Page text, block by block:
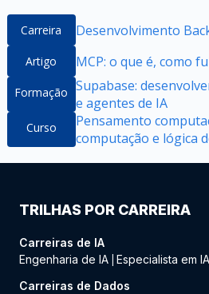
Carreira Desenvolvimento
Artigo MCP: o que é, como
Formação Supabase:
e agentes de IA
Curso
Pensamento
computação e lógica
TRILHAS POR CARREIRA
Carreiras de IA
Engenharia de IA Especialista em IA
Carreiras de Dados